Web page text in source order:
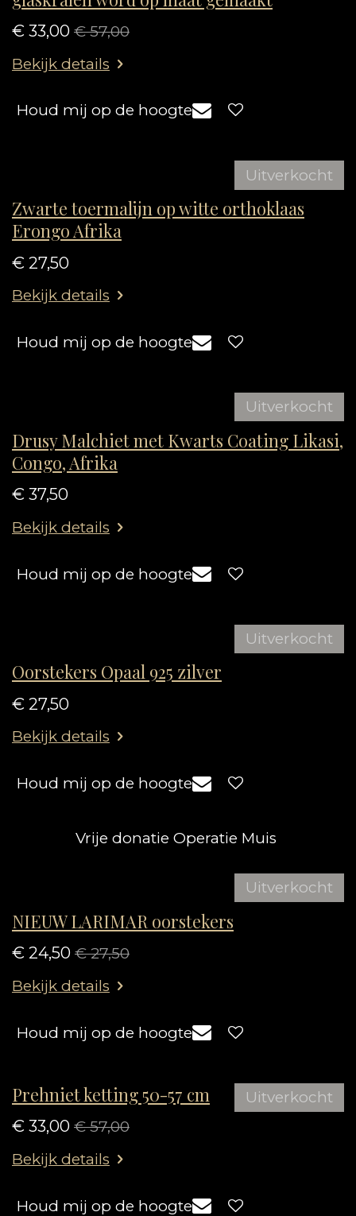
€ 33,00 € 57,00
Bekijk details
Houd mij op de hoogte
Uitverkocht
Zwarte toermalijn op witte orthoklaas
Erongo Afrika
€ 27,50
Bekijk details
Houd mij op de hoogte
Uitverkocht
Drusy Malchiet met Kwarts Coating Likasi,
Congo, Afrika
€ 37,50
Bekijk details
Houd mij op de hoogte
Uitverkocht
Oorstekers Opaal 925 zilver
€ 27,50
Bekijk details
Houd mij op de hoogte
Vrije donatie Operatie Muis
Uitverkocht
NIEUW LARIMAR oorstekers
€ 24,50 € 27,50
Bekijk details
Houd mij op de hoogte
Uitverkocht
Prehniet ketting 50-57 cm
€ 33,00 € 57,00
Bekijk details
Houd mij op de hoogte